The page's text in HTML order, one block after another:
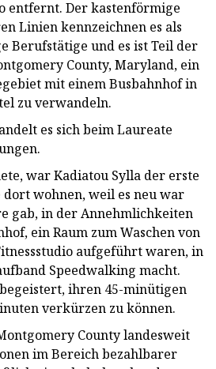
entfernt. Der kastenförmige
Linien kennzeichnen es als
Berufstätige und es ist Teil der
County, Maryland, ein
mit einem Busbahnhof in
zu verwandeln.
es sich beim Laureate
war Kadiatou Sylla der erste
wohnen, weil es neu war
gab, in der Annehmlichkeiten
ein Raum zum Waschen von
aufgeführt waren, in
Speedwalking macht.
ihren 45-minütigen
verkürzen zu können.
County landesweit
im Bereich bezahlbarer